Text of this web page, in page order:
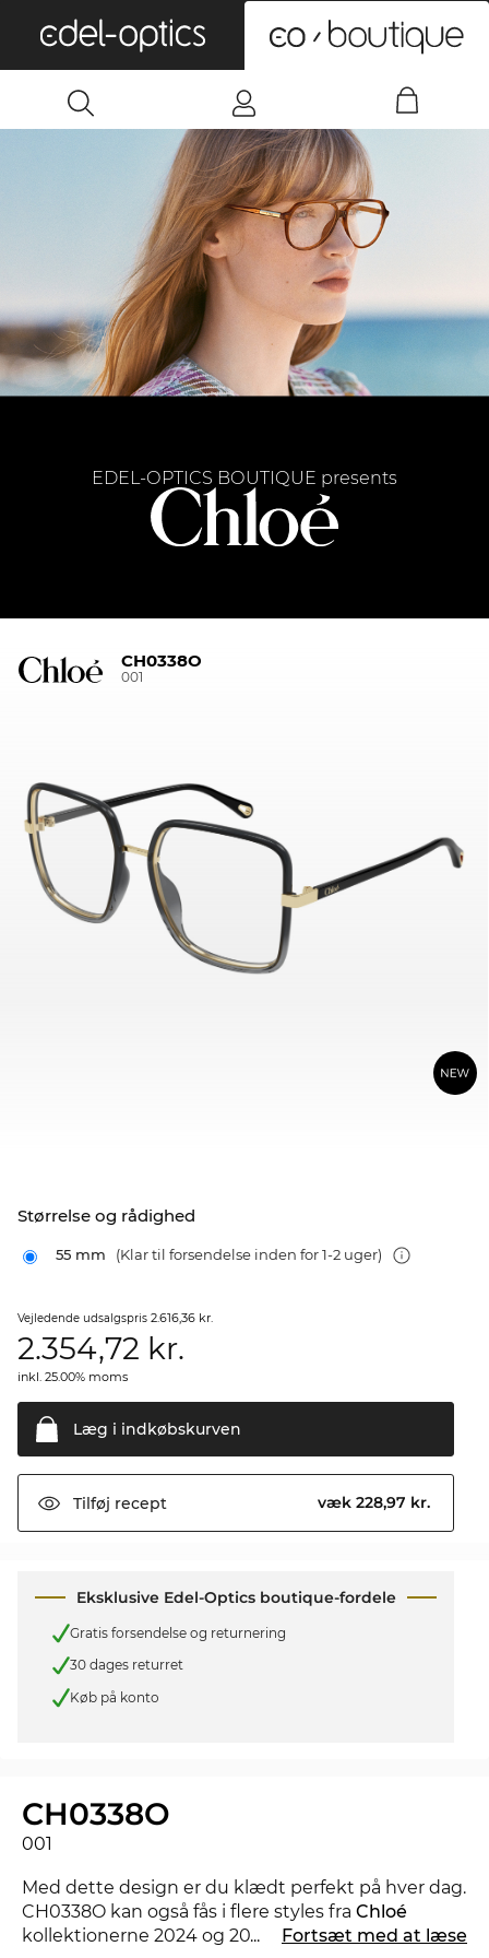
EDEL-OPTICS BOUTIQUE presents
CH0338O
001
Størrelse og rådighed
55 mm (Klar til forsendelse inden for 1-2 uger)
Vejledende udsalgspris 2.616,36 kr.
2.354,72 kr.
inkl. 25.00% moms
Læg i indkøbskurven
Tilføj recept væk 228,97 kr.
Eksklusive Edel-Optics boutique-fordele
Gratis forsendelse og returnering
30 dages returret
Køb på konto
CH0338O
001
Med dette design er du klædt perfekt på hver dag.
CH0338O kan også fås i flere styles fra Chloé
kollektionerne 2024 og 2025 i Edel-Optics
... Fortsæt med at læse